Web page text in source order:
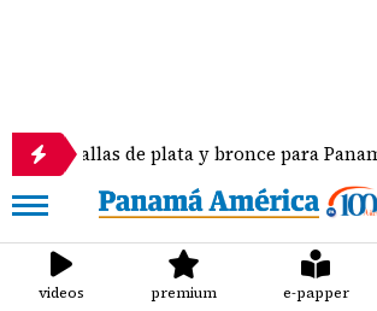
de plata y bronce para Panamá en
videos premium e-papper